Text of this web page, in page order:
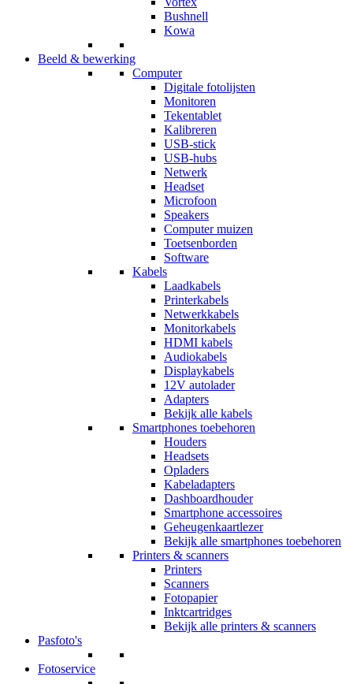
Bushnell
Kowa
Beeld & bewerking
Computer
Digitale fotolijsten
Monitoren
Tekentablet
Kalibreren
USB-stick
USB-hubs
Netwerk
Headset
Microfoon
Speakers
Computer muizen
Toetsenborden
Software
Kabels
Laadkabels
Printerkabels
Netwerkkabels
Monitorkabels
HDMI kabels
Audiokabels
Displaykabels
12V autolader
Adapters
Bekijk alle kabels
Smartphones toebehoren
Houders
Headsets
Opladers
Kabeladapters
Dashboardhouder
Smartphone accessoires
Geheugenkaartlezer
Bekijk alle smartphones toebehoren
Printers & scanners
Printers
Scanners
Fotopapier
Inktcartridges
Bekijk alle printers & scanners
Pasfoto's
Fotoservice